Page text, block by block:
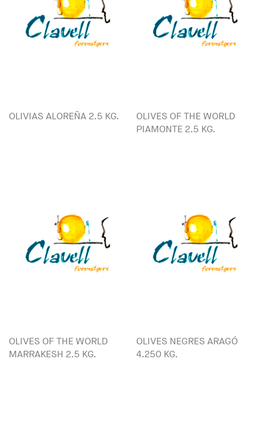
OLIVIAS ALOREÑA 2.5 KG.
OLIVES OF THE WORLD
PIAMONTE 2.5 KG.
OLIVES OF THE WORLD
MARRAKESH 2.5 KG.
OLIVES NEGRES ARAGÓ
4.250 KG.